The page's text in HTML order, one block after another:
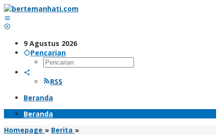
Lewati
ke
konten
9 Agustus 2026
Pencarian
RSS
Beranda
Beranda
Homepage » Berita »Bripda